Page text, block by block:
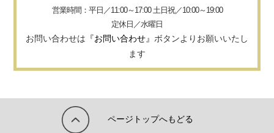
営業時間：平日／11:00～17:00 土日祝／10:00～19:00
定休日／水曜日
お問い合わせは 『お問い合わせ』 ボタンよりお願いいたし
ます
ページトップへもどる